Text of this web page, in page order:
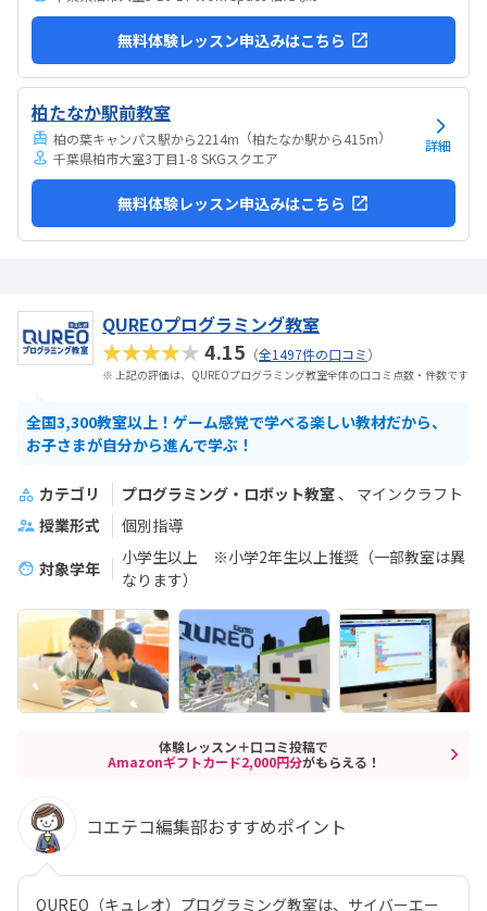
無料体験レッスン申込みはこちら
柏たなか駅前教室
柏の葉キャンパス駅から2214m （柏たなか駅から415m）
千葉県柏市大室3丁目1-8 SKGスクエア
詳細
無料体験レッスン申込みはこちら
QUREOプログラミング教室
★★★★★4.15 （全1497件の口コミ）
※ 上記の評価は、QUREOプログラミング教室全体の口コミ点数・件数です
全国3,300教室以上！ゲーム感覚で学べる楽しい教材だから、
お子さまが自分から進んで学ぶ！
カテゴリ プログラミング・ロボット教室
マインクラフト
授業形式
個別指導
対象学年
小学生以上 ※小学2年生以上推奨（一部教室は異
なります）
体験レッスン＋口コミ投稿で
Amazonギフトカード2,000円分がもらえる！
コエテコ編集部おすすめポイント
QUREO（キュレオ）プログラミング教室は、サイバーエー